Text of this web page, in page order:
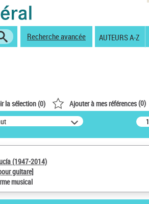
Recherche avancée AUTEURS A-Z
la sélection (0) Ajouter à mes références(0)
(1947-2014)
guitare]
musical